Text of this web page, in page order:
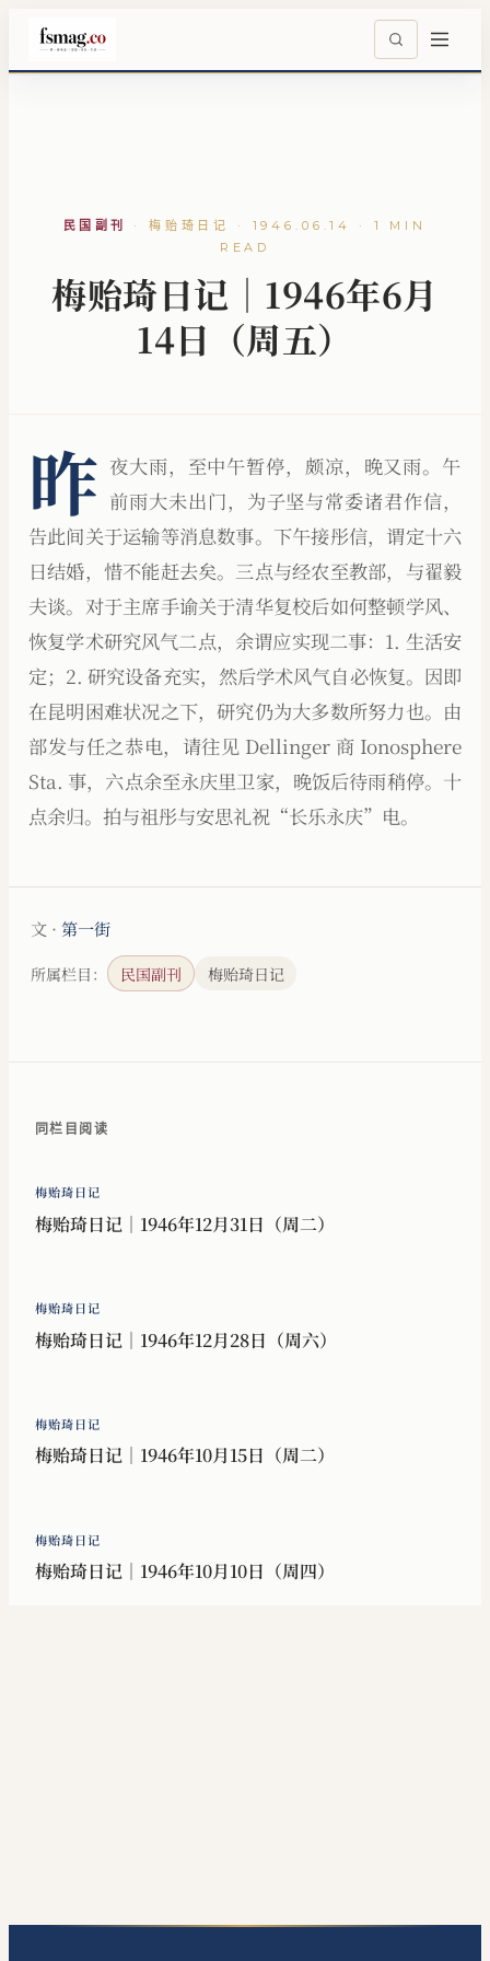
民国副刊 · 梅贻琦日记 · 1946.06.14 · 1 MIN
READ
梅贻琦日记｜1946年6月
14日（周五）
昨 夜大雨，至中午暂停，颇凉，晚又雨。午
前雨大未出门，为子坚与常委诸君作信，
告此间关于运输等消息数事。下午接彤信，谓定十六
日结婚，惜不能赶去矣。三点与经农至教部，与翟毅
夫谈。对于主席手谕关于清华复校后如何整顿学风、
恢复学术研究风气二点，余谓应实现二事：1. 生活安
定；2. 研究设备充实，然后学术风气自必恢复。因即
在昆明困难状况之下，研究仍为大多数所努力也。由
部发与任之恭电，请往见 Dellinger 商 Ionosphere
Sta. 事，六点余至永庆里卫家，晚饭后待雨稍停。十
点余归。拍与祖彤与安思礼祝“长乐永庆”电。
文 · 第一街
所属栏目： 民国副刊 梅贻琦日记
同栏目阅读
梅贻琦日记
梅贻琦日记｜1946年12月31日（周二）
梅贻琦日记
梅贻琦日记｜1946年12月28日（周六）
梅贻琦日记
梅贻琦日记｜1946年10月15日（周二）
梅贻琦日记
梅贻琦日记｜1946年10月10日（周四）